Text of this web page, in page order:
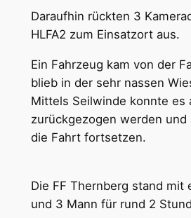
Daraufhin rückten 3
HLFA2 zum Einsatzort aus.
Ein Fahrzeug kam von der
blieb in der sehr nassen
Mittels Seilwinde konnte es
zurückgezogen werden und
die Fahrt fortsetzen.
Die FF Thernberg stand mit
und 3 Mann für rund 2